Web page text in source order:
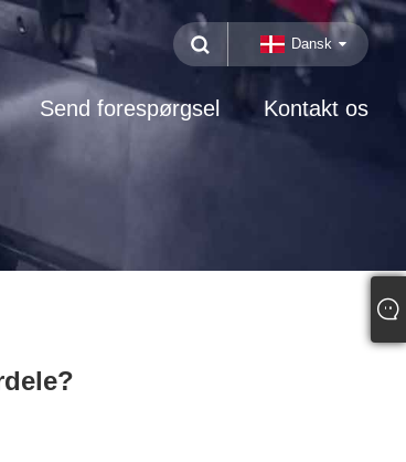
Dansk
Send forespørgsel Kontakt os